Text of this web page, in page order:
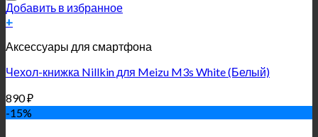
Добавить в избранное
+
Аксессуары для смартфона
Чехол-книжка Nillkin для Meizu M3s White (Белый)
890₽
-15%